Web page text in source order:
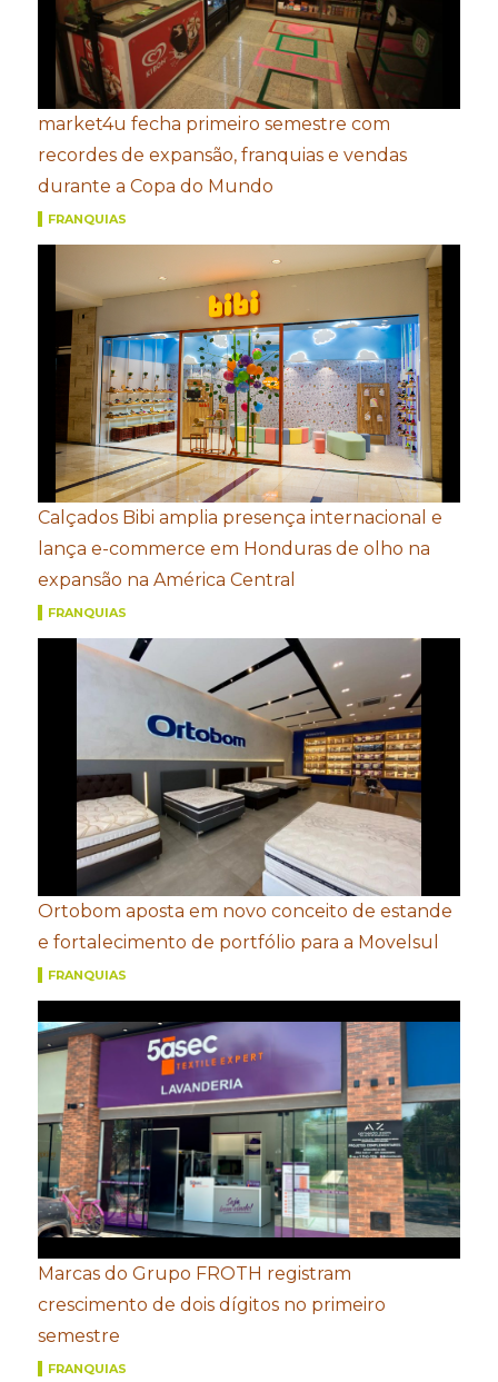
market4u fecha primeiro semestre com
recordes de expansão, franquias e vendas
durante a Copa do Mundo
FRANQUIAS
Calçados Bibi amplia presença internacional e
lança e-commerce em Honduras de olho na
expansão na América Central
FRANQUIAS
Ortobom aposta em novo conceito de estande
e fortalecimento de portfólio para a Movelsul
FRANQUIAS
Marcas do Grupo FROTH registram
crescimento de dois dígitos no primeiro
semestre
FRANQUIAS